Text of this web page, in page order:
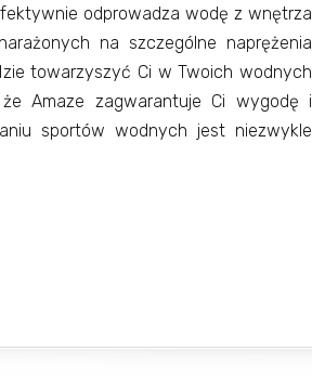
odprowadza wodę z wnętrza
na szczególne naprężenia
towarzyszyć Ci w Twoich wodnych
Amaze zagwarantuje Ci wygodę i
sportów wodnych jest niezwykle